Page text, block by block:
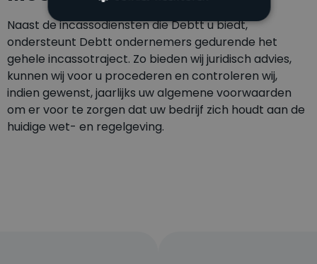
Naast de incassodiensten die Debtt u biedt,
ondersteunt Debtt ondernemers gedurende het
gehele incassotraject. Zo bieden wij juridisch advies,
kunnen wij voor u procederen en controleren wij,
indien gewenst, jaarlijks uw algemene voorwaarden
om er voor te zorgen dat uw bedrijf zich houdt aan de
huidige wet- en regelgeving.